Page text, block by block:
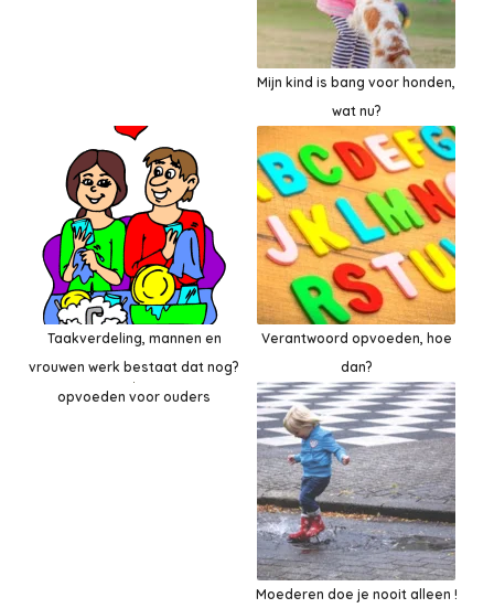
Mijn kind is bang voor honden,
wat nu?
Taakverdeling, mannen en
vrouwen werk bestaat dat nog?
Verantwoord opvoeden, hoe
dan?
opvoeden voor ouders
Moederen doe je nooit alleen !